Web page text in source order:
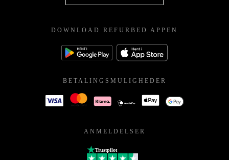
DOWNLOAD REFURBED APPEN
BETALINGSMULIGHEDER
ANMELDELSER
Trustpilot